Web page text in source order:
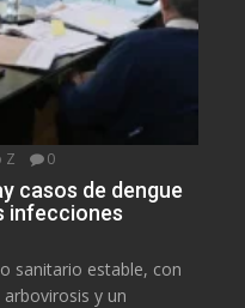
Z 0
casos de dengue
infecciones
sanitario estable, con
y un